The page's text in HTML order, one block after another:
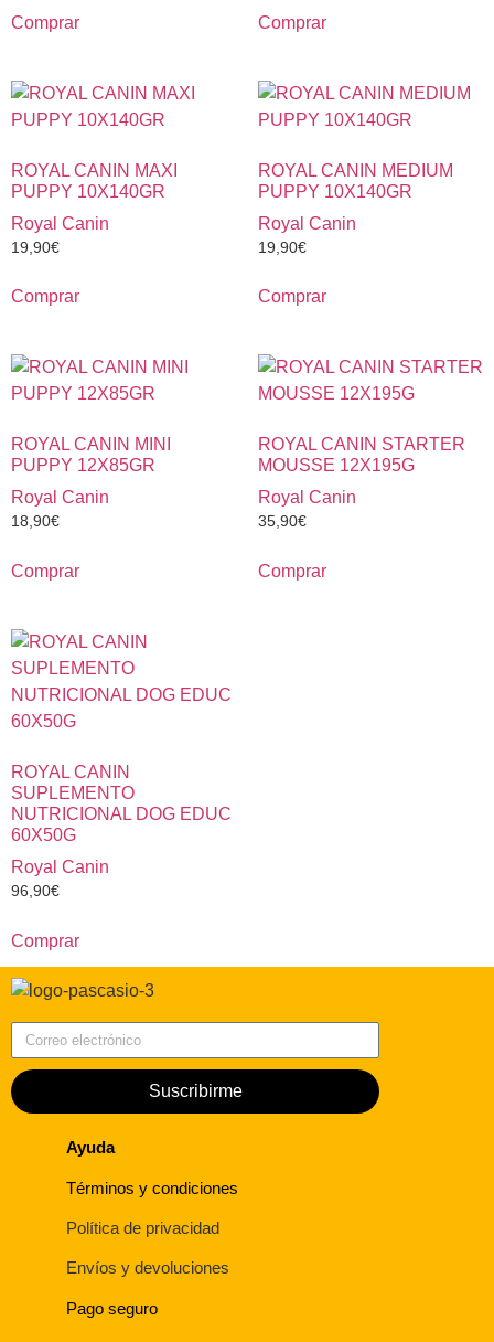
Comprar Comprar
ROYAL CANIN MAXI
PUPPY 10X140GR
Royal Canin
19,90€
Comprar
ROYAL CANIN MEDIUM
PUPPY 10X140GR
Royal Canin
19,90€
Comprar
ROYAL CANIN MINI
PUPPY 12X85GR
Royal Canin
18,90€
Comprar
ROYAL CANIN STARTER
MOUSSE 12X195G
Royal Canin
35,90€
Comprar
ROYAL CANIN
SUPLEMENTO
NUTRICIONAL DOG EDUC
60X50G
Royal Canin
96,90€
Comprar
Suscribirme
Ayuda
Términos y condiciones
Política de privacidad
Envíos y devoluciones
Pago seguro